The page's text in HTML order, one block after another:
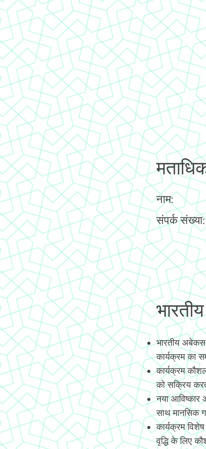
नाम:
संपर्क संख्या:
भारतीय
कार्यक्रम का
कार्यक्रम
को सक्रिय
नया
साथ मानसिक
कार्यक्रम
वृद्धि के लिए